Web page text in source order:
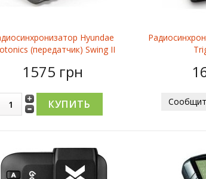
Hyundae
(передатчик) Swing II
1575 грн